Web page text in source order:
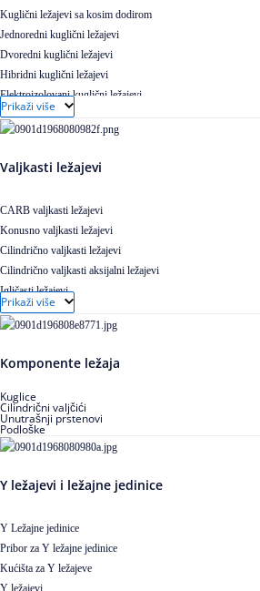
Kuglični ležajevi sa kosim dodirom
Jednoredni kuglični ležajevi
Dvoredni kuglični ležajevi
Hibridni kuglični ležajevi
Elektroizolovani kuglični ležajevi
Samopodesivi kuglični ležajevi
Aksijalni kuglični ležajevi
Prikaži više
Valjkasti ležajevi
CARB valjkasti ležajevi
Konusno valjkasti ležajevi
Cilindrično valjkasti ležajevi
Cilindrično valjkasti aksijalni ležajevi
Igličasti ležajevi
Igličasti aksijalni ležajevi
Buričasti ležajevi
Buričasti aksijalni ležajevi
Prikaži više
Komponente ležaja
Kuglice
Cilindrični valjčići
Unutrašnji prstenovi
Podloške
Y ležajevi i ležajne jedinice
Y Ležajne jedinice
Pribor za Y ležajne jedinice
Kućišta za Y ležajeve